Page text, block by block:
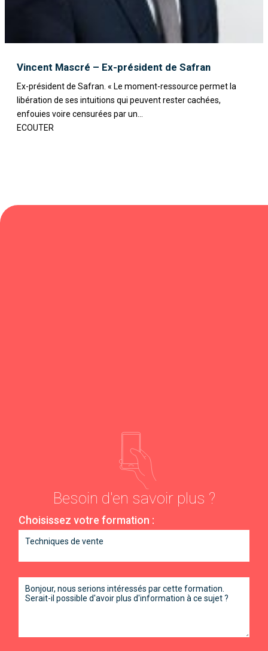
Vincent Mascré – Ex-président de Safran
Ex-président de Safran. « Le moment-ressource permet la
libération de ses intuitions qui peuvent rester cachées,
enfouies voire censurées par un...
ECOUTER
Besoin d'en savoir plus ?
Choisissez votre formation :